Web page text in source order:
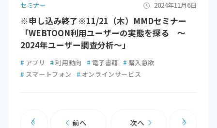
セミナー 2024年11月6日
※申し込み終了※11/21（木）MMDセミナー
「WEBTOON利用ユーザーの実態を探る ～
2024年ユーザー調査分析～」
# アプリ # 利用動向 # 電子書籍 # 購入意欲
# スマートフォン # オンラインサービス
前へ 次へ